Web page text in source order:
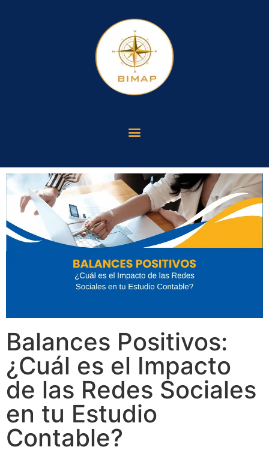
Balances Positivos:
¿Cuál es el Impacto
de las Redes Sociales
en tu Estudio
Contable?